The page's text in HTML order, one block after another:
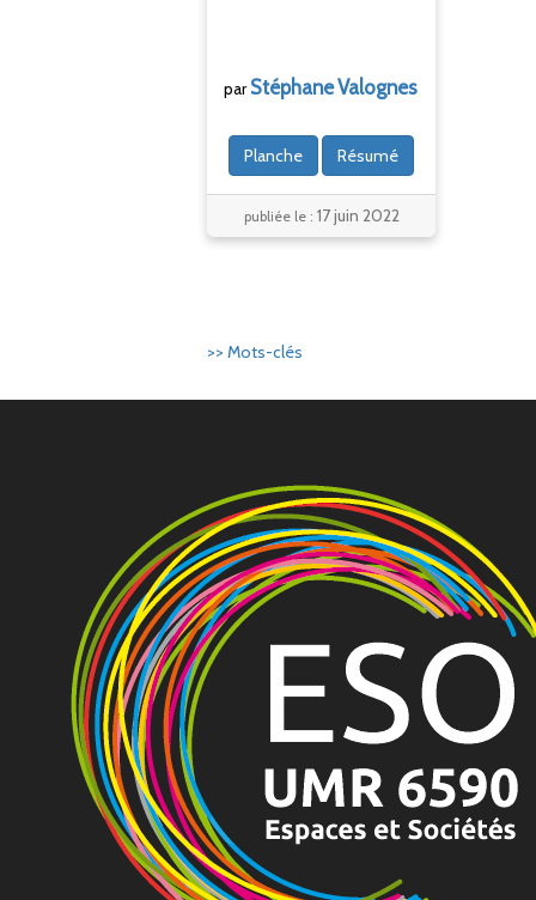
parStéphaneValognes
Planche Résumé
publiée le : 17 juin 2022
>> Mots-clés